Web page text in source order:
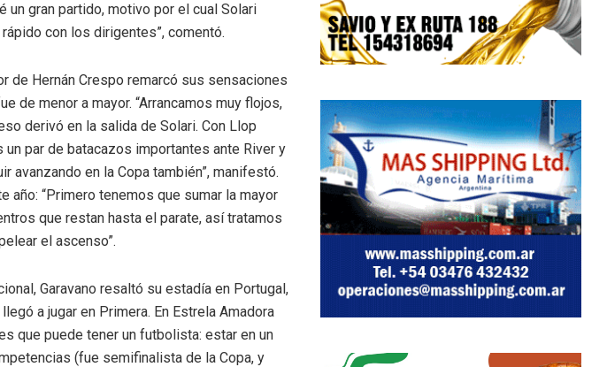
gran partido, motivo por el cual Solari
con los dirigentes”, comentó.
de Hernán Crespo remarcó sus sensaciones
de menor a mayor. “Arrancamos muy flojos,
derivó en la salida de Solari. Con Llop
par de batacazos importantes ante River y
avanzando en la Copa también”, manifestó.
“Primero tenemos que sumar la mayor
que restan hasta el parate, así tratamos
el ascenso”.
Garavano resaltó su estadía en Portugal,
a jugar en Primera. En Estrela Amadora
que puede tener un futbolista: estar en un
(fue semifinalista de la Copa, y